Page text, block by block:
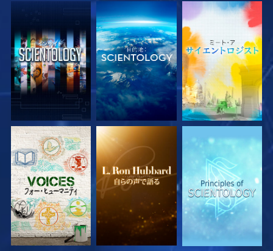
シリーズを探求 シリーズを探求 シリーズを探求